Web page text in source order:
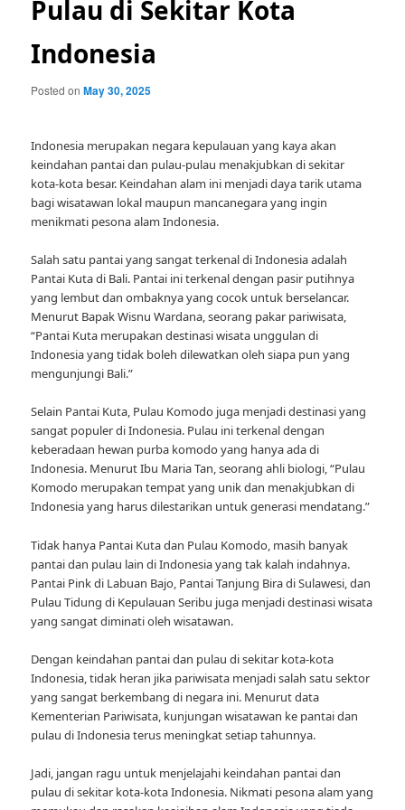
Pulau di Sekitar Kota
Indonesia
Posted onMay 30, 2025
Indonesia merupakan negara kepulauan yang kaya akan
keindahan pantai dan pulau-pulau menakjubkan di sekitar
kota-kota besar. Keindahan alam ini menjadi daya tarik utama
bagi wisatawan lokal maupun mancanegara yang ingin
menikmati pesona alam Indonesia.
Salah satu pantai yang sangat terkenal di Indonesia adalah
Pantai Kuta di Bali. Pantai ini terkenal dengan pasir putihnya
yang lembut dan ombaknya yang cocok untuk berselancar.
Menurut Bapak Wisnu Wardana, seorang pakar pariwisata,
“Pantai Kuta merupakan destinasi wisata unggulan di
Indonesia yang tidak boleh dilewatkan oleh siapa pun yang
mengunjungi Bali.”
Selain Pantai Kuta, Pulau Komodo juga menjadi destinasi yang
sangat populer di Indonesia. Pulau ini terkenal dengan
keberadaan hewan purba komodo yang hanya ada di
Indonesia. Menurut Ibu Maria Tan, seorang ahli biologi, “Pulau
Komodo merupakan tempat yang unik dan menakjubkan di
Indonesia yang harus dilestarikan untuk generasi mendatang.”
Tidak hanya Pantai Kuta dan Pulau Komodo, masih banyak
pantai dan pulau lain di Indonesia yang tak kalah indahnya.
Pantai Pink di Labuan Bajo, Pantai Tanjung Bira di Sulawesi, dan
Pulau Tidung di Kepulauan Seribu juga menjadi destinasi wisata
yang sangat diminati oleh wisatawan.
Dengan keindahan pantai dan pulau di sekitar kota-kota
Indonesia, tidak heran jika pariwisata menjadi salah satu sektor
yang sangat berkembang di negara ini. Menurut data
Kementerian Pariwisata, kunjungan wisatawan ke pantai dan
pulau di Indonesia terus meningkat setiap tahunnya.
Jadi, jangan ragu untuk menjelajahi keindahan pantai dan
pulau di sekitar kota-kota Indonesia. Nikmati pesona alam yang